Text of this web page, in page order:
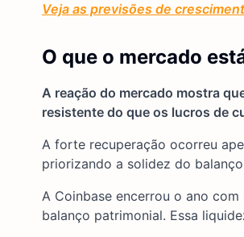
Veja as previsões de
O que o mercado
A reação do mercado mostra
resistente do que os lucros de
A forte recuperação ocorreu
priorizando a solidez do
A Coinbase encerrou o ano com
balanço patrimonial. Essa